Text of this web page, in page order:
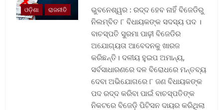
ଓଡ଼ିଶା ରାଜନୀତି
ଭୁବନେଶ୍ୱର : ରଦ୍ଦ ହେବ ନାହିଁ ବିଜେଡିରୁ
ନିଲମ୍ବିତ ୮ ବିଧାୟକଙ୍କ ସଦସ୍ୟ ପଦ ।
ବାଚସ୍ପତି ସୁରମା ପାଢ଼ୀ ବିଜେଡିର
ଅଯୋଗ୍ୟତା ଆବେଦନକୁ ଖାରଜ
କରିଛନ୍ତି। ଦଳୀୟ ହୁଇପ ଅମାନ୍ୟ,
ସର୍ବସାଧାରଣରେ ଦଳ ବିରୋଧରେ ମନ୍ତବ୍ୟ
ଦେବା ଅଭିଯୋଗରେ ୮ ଜଣ ବିଧାୟକଙ୍କ
ପଦ ରଦ୍ଦ କରିବା ପାଇଁ ବାଚସ୍ପତିଙ୍କ
ନିକଟରେ ବିଜେଡ଼ି ପିଟିସନ ଦାୟର କରିଥିଲା